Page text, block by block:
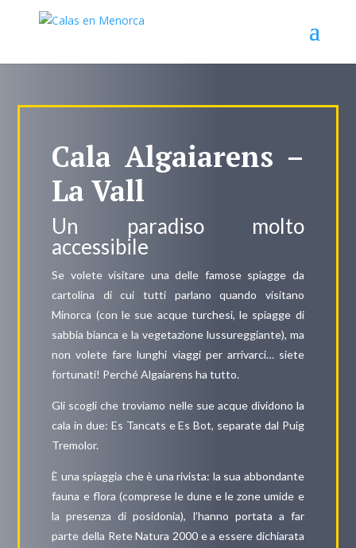
Cala Algaiarens –
La Vall
Un paradiso molto
accessibile
Se volete visitare una delle famose spiagge da
cartolina di cui tutti parlano quando visitano
Minorca (con le sue acque turchesi, le spiagge di
sabbia bianca e la vegetazione lussureggiante), ma
non volete fare lunghi viaggi per arrivarci… siete
fortunati! Perché Algaiarens ha tutto.
Gli scogli che troviamo nelle sue acque dividono la
cala in due: Es Tancats e Es Bot, separate dal Puig
Tremolor.
È una spiaggia che è una rivista: la sua abbondante
fauna e flora (comprese le dune e le zone umide e
la presenza di posidonia), l’hanno portata a far
parte della Rete Natura 2000 e a essere dichiarata